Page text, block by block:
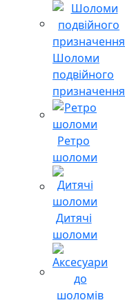
Шоломи
подвійного
призначення
Ретро
шоломи
Дитячі
шоломи